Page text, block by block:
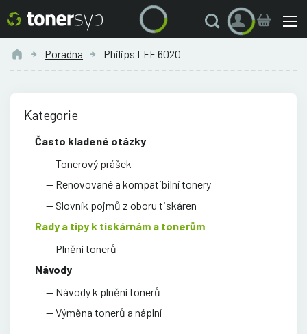
Poradna Philips LFF 6020
Kategorie
Často kladené otázky
Tonerový prášek
Renovované a kompatibilní tonery
Slovník pojmů z oboru tiskáren
Rady a tipy k tiskárnám a tonerům
Plnění tonerů
Návody
Návody k plnění tonerů
Výměna tonerů a náplní